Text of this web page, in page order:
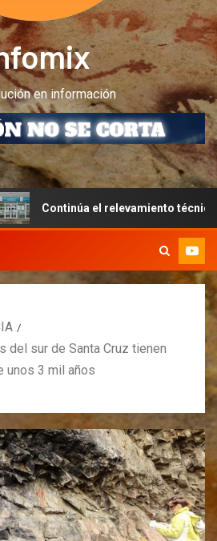
en información
el relevamiento técnico en Perito
del sur de Santa Cruz tienen
unos 3 mil años